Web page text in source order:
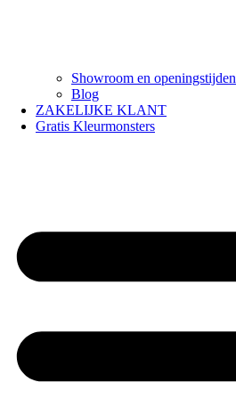
Showroom en openingstijden
Blog
ZAKELIJKE KLANT
Gratis Kleurmonsters